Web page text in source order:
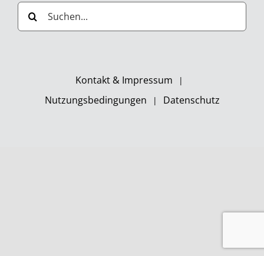
Suche
nach:
Kontakt & Impressum
Nutzungsbedingungen
Datenschutz